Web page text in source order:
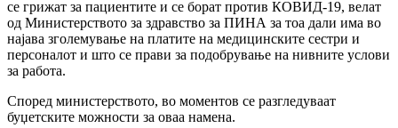
се грижат за пациентите и се борат против КОВИД-19, велат
од Министерството за здравство за ПИНА за тоа дали има во
најава зголемување на платите на медицинските сестри и
персоналот и што се прави за подобрување на нивните услови
за работа.
Според министерството, во моментов се разгледуваат
буџетските можности за оваа намена.